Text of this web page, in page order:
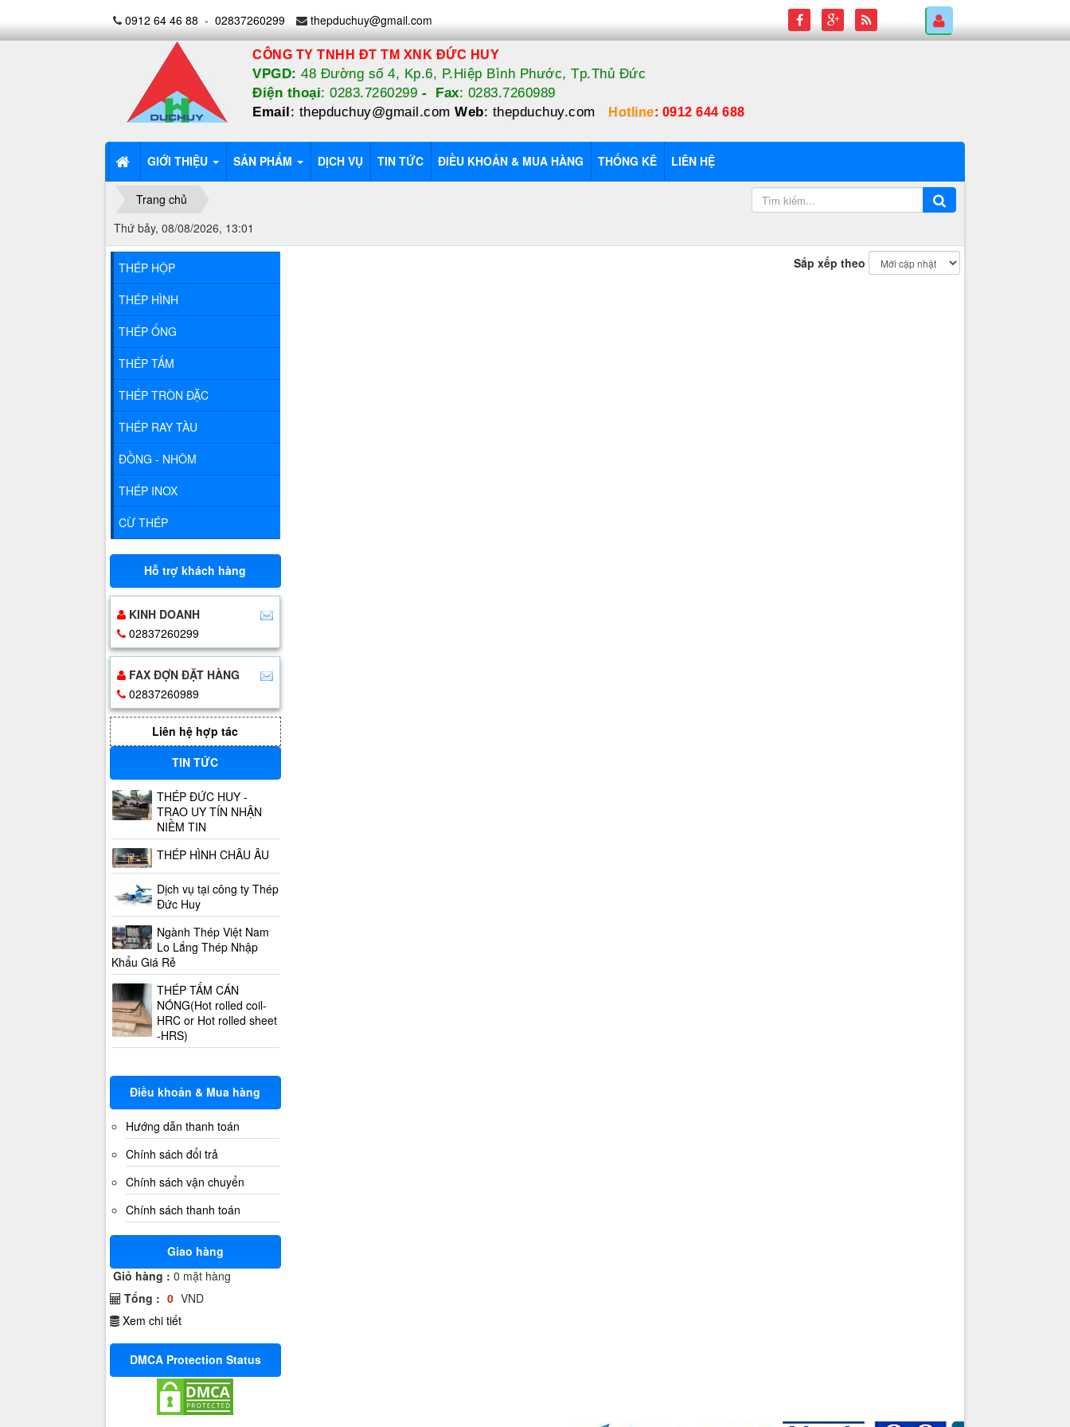
0912 64 46 88 - 02837260299 thepduchuy@gmail.com
CÔNG TY TNHH ĐT TM XNK ĐỨC HUY
VPGD: 48 Đường số 4, Kp.6, P.Hiệp Bình Phước, Tp.Thủ Đức
Điện thoại: 0283.7260299 - Fax: 0283.7260989
Email: thepduchuy@gmail.com Web: thepduchuy.com Hotline: 0912 644 688
GIỚI THIỆU SẢN PHẨM DỊCH VỤ TIN TỨC ĐIỀU KHOẢN & MUA HÀNG THỐNG KÊ LIÊN HỆ
Trang chủ
Thứ bảy, 08/08/2026, 13:01
Sắp xếp theo
THÉP HỘP
THÉP HÌNH
THÉP ỐNG
THÉP TẤM
THÉP TRÒN ĐẶC
THÉP RAY TÀU
ĐỒNG - NHÔM
THÉP INOX
CỪ THÉP
Hỗ trợ khách hàng
KINH DOANH
02837260299
FAX ĐỢN ĐẶT HÀNG
02837260989
Liên hệ hợp tác
TIN TỨC
THÉP ĐỨC HUY -
TRAO UY TÍN NHẬN
NIỀM TIN
THÉP HÌNH CHÂU ÂU
Dịch vụ tại công ty Thép
Đức Huy
Ngành Thép Việt Nam
Lo Lắng Thép Nhập
Khẩu Giá Rẻ
THÉP TẤM CÁN
NÓNG(Hot rolled coil-
HRC or Hot rolled sheet
-HRS)
Điều khoản & Mua hàng
Hướng dẫn thanh toán
Chính sách đổi trả
Chính sách vận chuyển
Chính sách thanh toán
Giao hàng
Giỏ hàng : 0 mặt hàng
Tổng : 0 VND
Xem chi tiết
DMCA Protection Status